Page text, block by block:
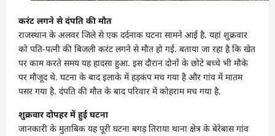
करंट लगने से दंपति की मौत
राजस्थान के अलवर जिले से एक दर्दनाक घटना सामने आई है. यहां शुक्रवार
को पति-पत्नी की बिजली करंट लगने से मौत हो गई. बताया जा रहा है कि खेत
पर काम करते समय यह हादसा हुआ. इस दौरान दोनों के छोटे बच्चे भी मौके
पर मौजूद थे. घटना के बाद इलाके में हड़कंप मच गया है और गांव में मातम
पसर गया है. दंपति की मौत के बाद परिवार में कोहराम मच गया है.
शुक्रवार दोपहर में हुई घटना
जानकारी के मुताबिक यह पूरी घटना बगड़ तिराया थाना क्षेत्र के बेरेबास गांव